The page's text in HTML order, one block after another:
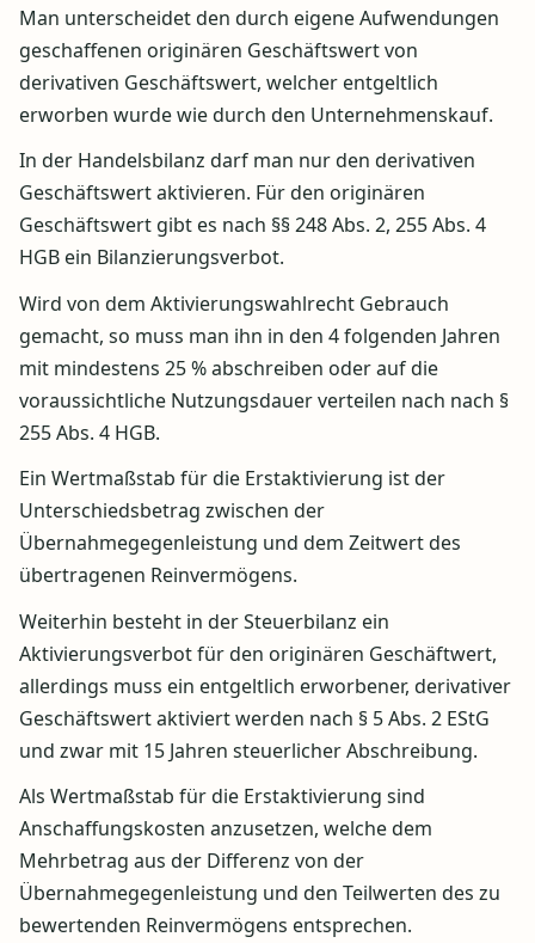
Man unterscheidet den durch eigene Aufwendungen
geschaffenen originären Geschäftswert von
derivativen Geschäftswert, welcher entgeltlich
erworben wurde wie durch den Unternehmenskauf.
In der Handelsbilanz darf man nur den derivativen
Geschäftswert aktivieren. Für den originären
Geschäftswert gibt es nach §§ 248 Abs. 2, 255 Abs. 4
HGB ein Bilanzierungsverbot.
Wird von dem Aktivierungswahlrecht Gebrauch
gemacht, so muss man ihn in den 4 folgenden Jahren
mit mindestens 25 % abschreiben oder auf die
voraussichtliche Nutzungsdauer verteilen nach nach §
255 Abs. 4 HGB.
Ein Wertmaßstab für die Erstaktivierung ist der
Unterschiedsbetrag zwischen der
Übernahmegegenleistung und dem Zeitwert des
übertragenen Reinvermögens.
Weiterhin besteht in der Steuerbilanz ein
Aktivierungsverbot für den originären Geschäftwert,
allerdings muss ein entgeltlich erworbener, derivativer
Geschäftswert aktiviert werden nach § 5 Abs. 2 EStG
und zwar mit 15 Jahren steuerlicher Abschreibung.
Als Wertmaßstab für die Erstaktivierung sind
Anschaffungskosten anzusetzen, welche dem
Mehrbetrag aus der Differenz von der
Übernahmegegenleistung und den Teilwerten des zu
bewertenden Reinvermögens entsprechen.